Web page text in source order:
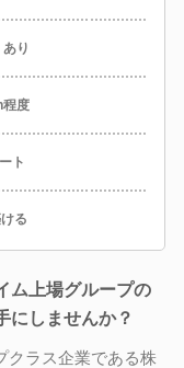
り
程度
ト
る
ム上場グループの
にしませんか？
クラス企業である株